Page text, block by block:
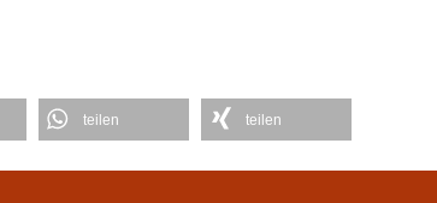
teilen teilen